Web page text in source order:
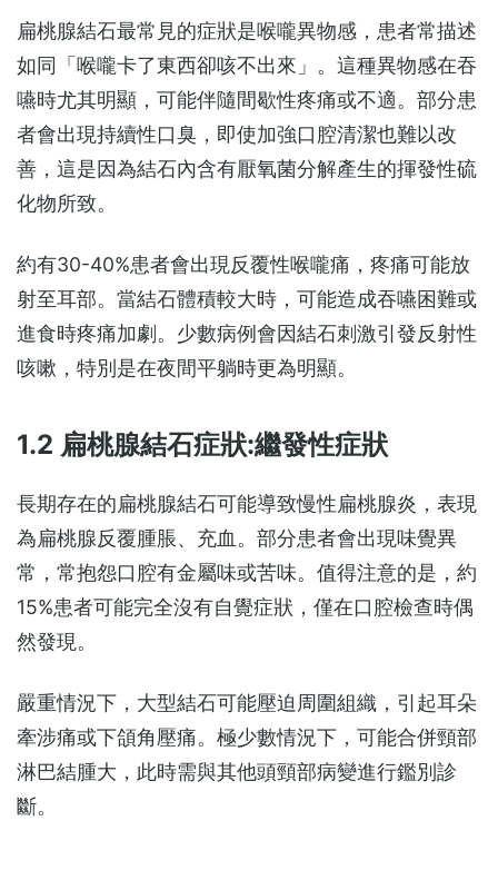
扁桃腺結石最常見的症狀是喉嚨異物感，患者常描述
如同「喉嚨卡了東西卻咳不出來」。這種異物感在吞
嚥時尤其明顯，可能伴隨間歇性疼痛或不適。部分患
者會出現持續性口臭，即使加強口腔清潔也難以改
善，這是因為結石內含有厭氧菌分解產生的揮發性硫
化物所致。
約有30-40%患者會出現反覆性喉嚨痛，疼痛可能放
射至耳部。當結石體積較大時，可能造成吞嚥困難或
進食時疼痛加劇。少數病例會因結石刺激引發反射性
咳嗽，特別是在夜間平躺時更為明顯。
1.2 扁桃腺結石症狀:繼發性症狀
長期存在的扁桃腺結石可能導致慢性扁桃腺炎，表現
為扁桃腺反覆腫脹、充血。部分患者會出現味覺異
常，常抱怨口腔有金屬味或苦味。值得注意的是，約
15%患者可能完全沒有自覺症狀，僅在口腔檢查時偶
然發現。
嚴重情況下，大型結石可能壓迫周圍組織，引起耳朵
牽涉痛或下頜角壓痛。極少數情況下，可能合併頸部
淋巴結腫大，此時需與其他頭頸部病變進行鑑別診
斷。